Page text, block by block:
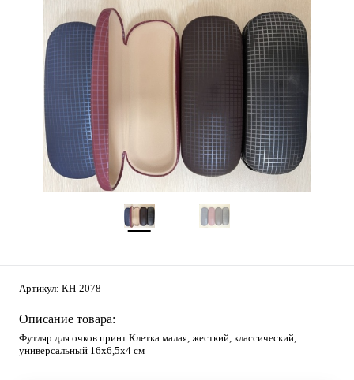
Артикул: КН-2078
Описание товара:
Футляр для очков принт Клетка малая, жесткий, классический,
универсальный 16x6,5x4 см